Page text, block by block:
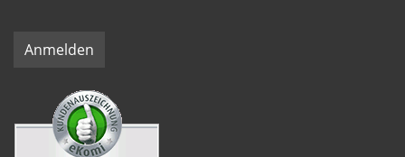
Anmelden